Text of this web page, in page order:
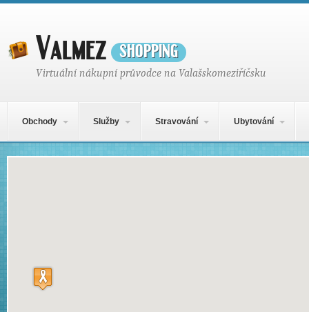
Valmezshopping
Virtuální nákupní průvodce na Valašskomeziříčsku
Obchody Služby Stravování Ubytování
Mapa obsahu